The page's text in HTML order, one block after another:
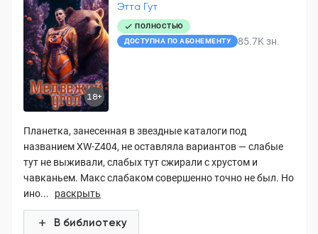
18+
Этта Гут
ПОЛНОСТЬЮ
ДОСТУПНА ПО АБОНЕМЕНТУ
85.7K зн.
Планетка, занесенная в звездные каталоги под
названием XW-Z404, не оставляла вариантов — слабые
тут не выживали, слабых тут сжирали с хрустом и
чавканьем. Макс слабаком совершенно точно не был. Но
ино...
раскрыть
В библиотеку